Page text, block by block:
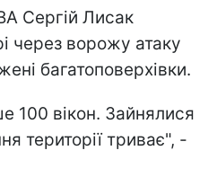
Сергій Лисак
через ворожу атаку
багатоповерхівки.
100 вікон. Зайнялися
території триває", -